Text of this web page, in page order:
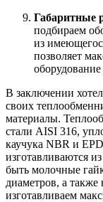
Габаритные
подбираем
из
позволяет
В заключении
своих
материалы.
стали AISI 316,
каучука NBR и
изготавливаются
быть молочные
диаметров, а
изготавливаем